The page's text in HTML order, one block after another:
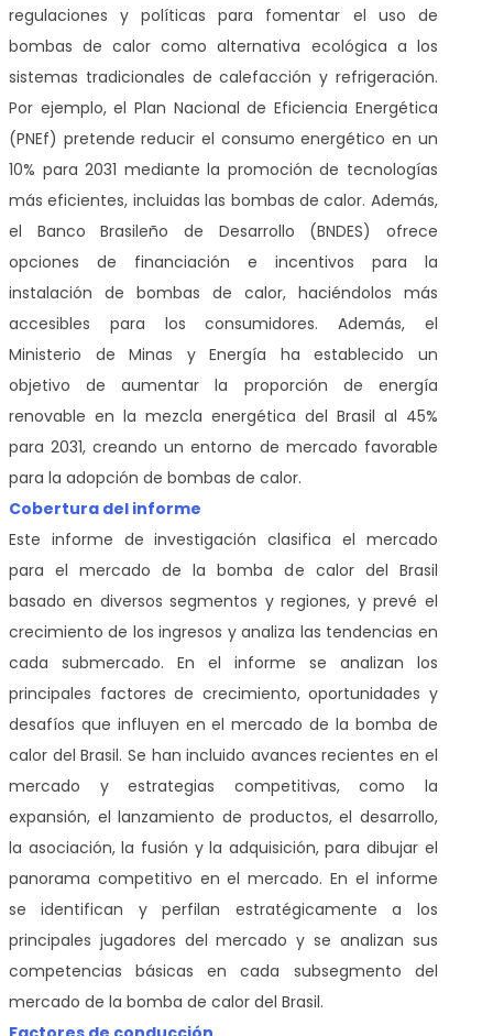
regulaciones y políticas para fomentar el uso de
bombas de calor como alternativa ecológica a los
sistemas tradicionales de calefacción y refrigeración.
Por ejemplo, el Plan Nacional de Eficiencia Energética
(PNEf) pretende reducir el consumo energético en un
10% para 2031 mediante la promoción de tecnologías
más eficientes, incluidas las bombas de calor. Además,
el Banco Brasileño de Desarrollo (BNDES) ofrece
opciones de financiación e incentivos para la
instalación de bombas de calor, haciéndolos más
accesibles para los consumidores. Además, el
Ministerio de Minas y Energía ha establecido un
objetivo de aumentar la proporción de energía
renovable en la mezcla energética del Brasil al 45%
para 2031, creando un entorno de mercado favorable
para la adopción de bombas de calor.
Cobertura del informe
Este informe de investigación clasifica el mercado
para el mercado de la bomba de calor del Brasil
basado en diversos segmentos y regiones, y prevé el
crecimiento de los ingresos y analiza las tendencias en
cada submercado. En el informe se analizan los
principales factores de crecimiento, oportunidades y
desafíos que influyen en el mercado de la bomba de
calor del Brasil. Se han incluido avances recientes en el
mercado y estrategias competitivas, como la
expansión, el lanzamiento de productos, el desarrollo,
la asociación, la fusión y la adquisición, para dibujar el
panorama competitivo en el mercado. En el informe
se identifican y perfilan estratégicamente a los
principales jugadores del mercado y se analizan sus
competencias básicas en cada subsegmento del
mercado de la bomba de calor del Brasil.